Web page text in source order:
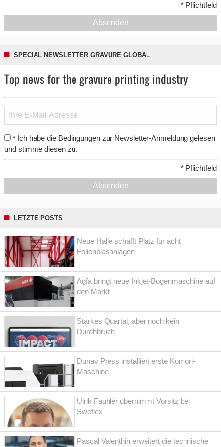
* Pflichtfeld
Absenden
SPECIAL NEWSLETTER GRAVURE GLOBAL
Top news for the gravure printing industry
* Ich habe die Bedingungen zur Newsletter-Anmeldung gelesen
und stimme diesen zu.
* Pflichtfeld
Absenden
LETZTE POSTS
Neue Halle schafft Platz für acht
Folienblasanlagen
Agfa bringt neue Inkjet-Bogenmaschine auf
den Markt
Starkes Quartal, aber noch kein
Durchbruch
Dunav Press installiert erste Komori-
Maschine
Ulrik Fauhlér übernimmt Vorsitz bei
Sweflex
Pascal Valenthin erweitert die technische